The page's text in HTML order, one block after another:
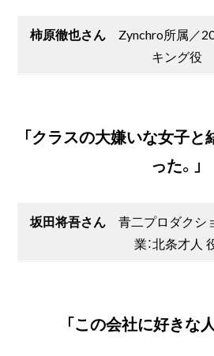
柿原徹也さんZynchro所属／
キング役
「クラスの大嫌いな女子
った。」
坂田将吾さん青二プロダクシ
業：北条才人
「この会社に好きな